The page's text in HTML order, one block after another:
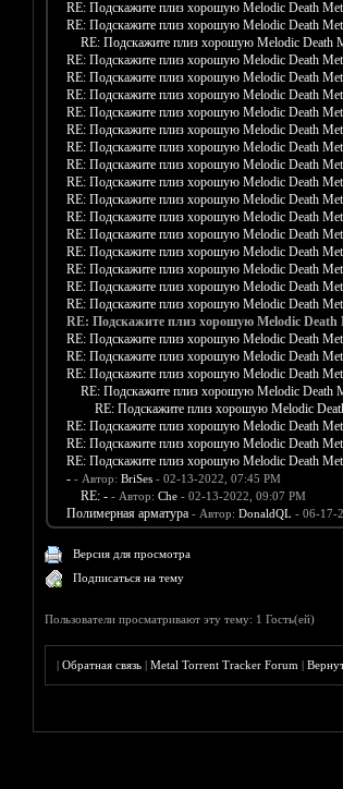
RE: Подскажите плиз хорошую Melodic Death
RE: Подскажите плиз хорошую Melodic Death
RE: Подскажите плиз хорошую Melodic Death
RE: Подскажите плиз хорошую Melodic Death
RE: Подскажите плиз хорошую Melodic Death
RE: Подскажите плиз хорошую Melodic Death
RE: Подскажите плиз хорошую Melodic Death
RE: Подскажите плиз хорошую Melodic Death
RE: Подскажите плиз хорошую Melodic Death
RE: Подскажите плиз хорошую Melodic Death
RE: Подскажите плиз хорошую Melodic Death
RE: Подскажите плиз хорошую Melodic Death
RE: Подскажите плиз хорошую Melodic Death
RE: Подскажите плиз хорошую Melodic Death
RE: Подскажите плиз хорошую Melodic Death
RE: Подскажите плиз хорошую Melodic Death
RE: Подскажите плиз хорошую Melodic Death
RE: Подскажите плиз хорошую Melodic Death
RE: Подскажите плиз хорошую Melodic Death
RE: Подскажите плиз хорошую Melodic Death
RE: Подскажите плиз хорошую Melodic Death
RE: Подскажите плиз хорошую Melodic Death
RE: Подскажите плиз хорошую Melodic Death
RE: Подскажите плиз хорошую Melodic
RE: Подскажите плиз хорошую Melodic Death
RE: Подскажите плиз хорошую Melodic Death
RE: Подскажите плиз хорошую Melodic Death
- - Автор: BriSes- 02-13-2022, 07:45 PM
RE: - - Автор: Che- 02-13-2022, 09:07 PM
Полимерная арматура - Автор: DonaldQL - 06-17-
Версия для просмотра
Подписаться на тему
Пользователи просматривают эту тему: 1 Гость(ей)
|Обратная связь |Metal Torrent Tracker Forum |